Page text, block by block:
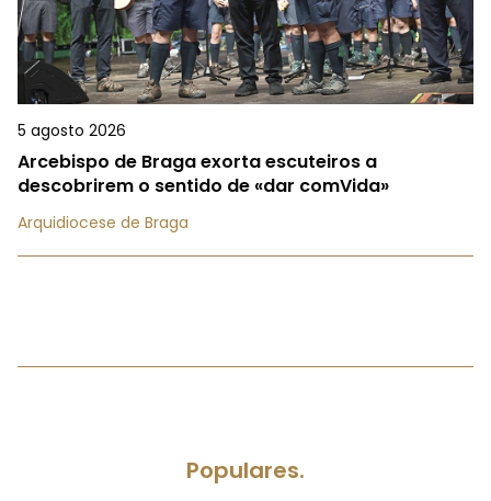
5 agosto 2026
Arcebispo de Braga exorta escuteiros a
descobrirem o sentido de «dar comVida»
Arquidiocese de Braga
Populares.